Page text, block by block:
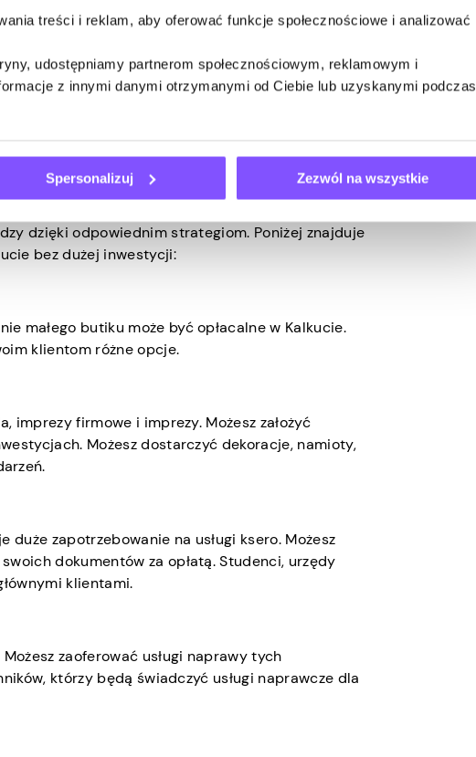
treści i reklam, aby oferować funkcje społecznościowe i analizować
udostępniamy partnerom społecznościowym, reklamowym i
z innymi danymi otrzymanymi od Ciebie lub uzyskanymi podczas
Spersonalizuj Zezwól na wszystkie
Jest domem dla kilku firm venture capital,
Ponadto biznesmeni mogą korzystać z wielu
mentorskie i wydarzenia networkingowe.
i odnoszenie sukcesów w Kalkucie.
bez inwestycji
funduszy. Możesz sprawić, że Twoje
dzięki odpowiednim strategiom. Poniżej znajduje
bez dużej inwestycji:
małego butiku może być opłacalne w Kalkucie.
klientom różne opcje.
imprezy firmowe i imprezy. Możesz założyć
Możesz dostarczyć dekoracje, namioty,
zapotrzebowanie na usługi ksero. Możesz
dokumentów za opłatą. Studenci, urzędy
klientami.
zaoferować usługi naprawy tych
którzy będą świadczyć usługi naprawcze dla